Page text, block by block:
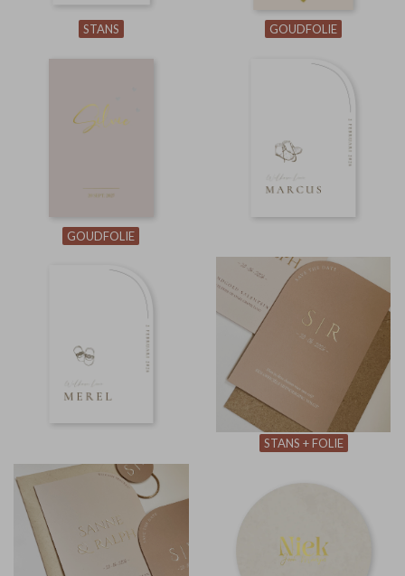
STANS GOUDFOLIE
GOUDFOLIE
STANS + FOLIE